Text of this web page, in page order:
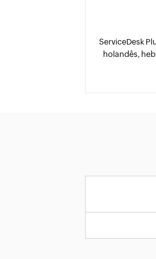
ServiceDesk
holandês,